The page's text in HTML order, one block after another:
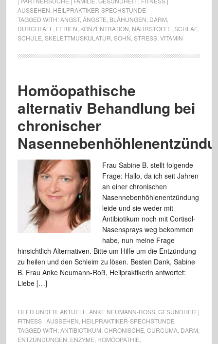
AUSSEHEN HEILPRAKTIKER-SPECHSTUNDE
TAGGED WITH:ANGST, ÄNGSTE BLÄHUNGEN DARM
DURCHFALL
FERIEN KONZENTRATION NÄHRSTOFFE SCHLAF,
SCHULE SKELETTMUSKULATUR SOHN STRESS, VITAMIN
Homöopathische
alternativ Behandlung bei
chronischer
Frau Sabine B. stellt folgende
Frage: Hallo, da ich seit Jahren
an einer chronischen
Nasennebenhöhlenentzündung
leide und sie weder mit
Antibiotikum noch mit Cortisol-
Nasensprays weg bekommen
habe, nun meine Frage
hinsichtlich Alternativen. Bitte um Hilfe um die Entzündung
zu heilen und den Schleim zu lösen. Besten Dank, Sabine
B. Frau Anke Neumann-Roß, Heilpraktikerin antwortet:
Liebe […]
FILED UNDER:AKTUELL ANKE NEUMANN-ROSS , GESUNDHEIT |
FITNESS | AUSSEHEN HEILPRAKTIKER-SPECHSTUNDE
TAGGED WITH:ANTIBIOTIKUM CHRONISCHE CURCUMA, DARM
ENTZÜNDUNGEN ENZYME HOMÖOPATHIE